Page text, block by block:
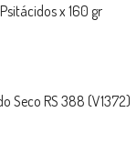
x 160 gr
Seco RS 388 (V1372)